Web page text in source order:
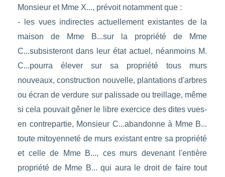
Monsieur et Mme X..., prévoit notamment que :
- les vues indirectes actuellement existantes de la
maison de Mme B...sur la propriété de Mme
C...subsisteront dans leur état actuel, néanmoins M.
C...pourra élever sur sa propriété tous murs
nouveaux, construction nouvelle, plantations d'arbres
ou écran de verdure sur palissade ou treillage, même
si cela pouvait gêner le libre exercice des dites vues-
en contrepartie, Monsieur C...abandonne à Mme B...
toute mitoyenneté de murs existant entre sa propriété
et celle de Mme B..., ces murs devenant l'entière
propriété de Mme B... qui aura le droit de faire tout